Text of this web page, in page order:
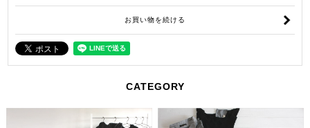
お買い物を続ける
CATEGORY